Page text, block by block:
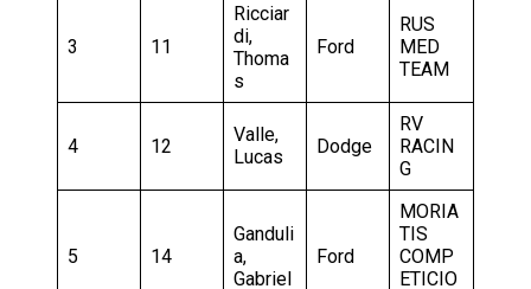
3 11
Ricciar
di,
Thoma
s
Ford
RUS
MED
TEAM
4 12
Valle,
Lucas
Dodge
RV
RACIN
G
5 14
Ganduli
a,
Gabriel
Ford
MORIA
TIS
COMP
ETICIO